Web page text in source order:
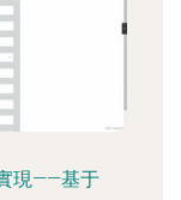
現——基于